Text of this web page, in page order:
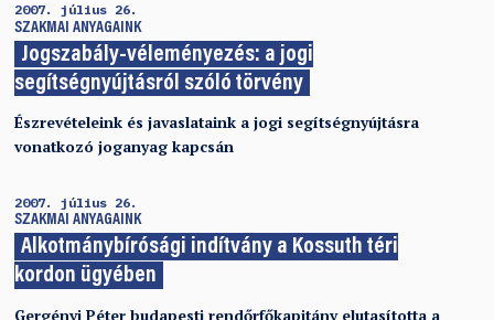
2007. július 26.
SZAKMAI ANYAGAINK
Jogszabály-véleményezés: a jogi
segítségnyújtásról szóló törvény
Észrevételeink és javaslataink a jogi segítségnyújtásra
vonatkozó joganyag kapcsán
2007. július 26.
SZAKMAI ANYAGAINK
Alkotmánybírósági indítvány a Kossuth téri
kordon ügyében
Gergényi Péter budapesti rendőrfőkapitány elutasította a